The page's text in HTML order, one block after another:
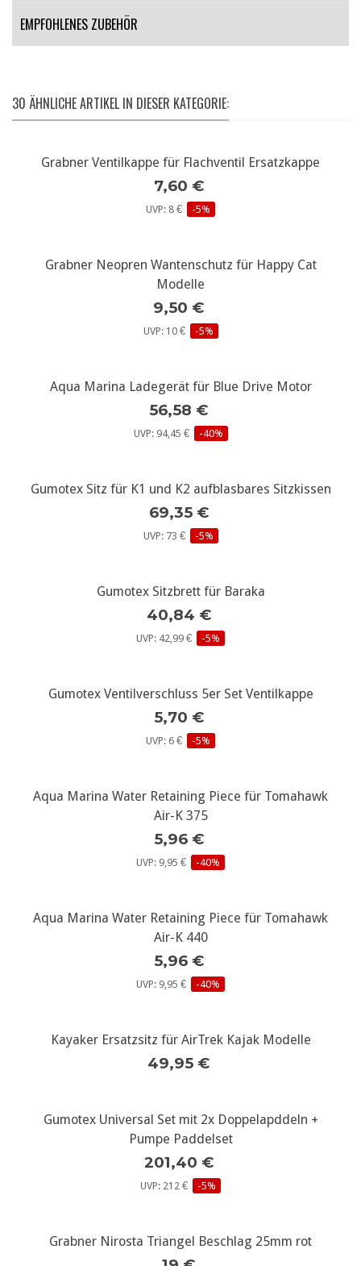
EMPFOHLENES ZUBEHÖR
30 ÄHNLICHE ARTIKEL IN DIESER KATEGORIE:
Grabner Ventilkappe für Flachventil Ersatzkappe
7,60 €
UVP: 8 € -5%
Grabner Neopren Wantenschutz für Happy Cat
Modelle
9,50 €
UVP: 10 € -5%
Aqua Marina Ladegerät für Blue Drive Motor
56,58 €
UVP: 94,45 € -40%
Gumotex Sitz für K1 und K2 aufblasbares Sitzkissen
69,35 €
UVP: 73 € -5%
Gumotex Sitzbrett für Baraka
40,84 €
UVP: 42,99 € -5%
Gumotex Ventilverschluss 5er Set Ventilkappe
5,70 €
UVP: 6 € -5%
Aqua Marina Water Retaining Piece für Tomahawk
Air-K 375
5,96 €
UVP: 9,95 € -40%
Aqua Marina Water Retaining Piece für Tomahawk
Air-K 440
5,96 €
UVP: 9,95 € -40%
Kayaker Ersatzsitz für AirTrek Kajak Modelle
49,95 €
Gumotex Universal Set mit 2x Doppelapddeln +
Pumpe Paddelset
201,40 €
UVP: 212 € -5%
Grabner Nirosta Triangel Beschlag 25mm rot